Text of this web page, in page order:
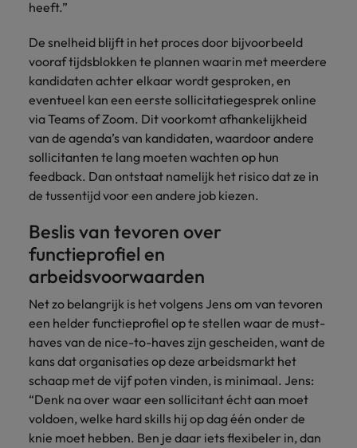
heeft.”
De snelheid blijft in het proces door bijvoorbeeld
vooraf tijdsblokken te plannen waarin met meerdere
kandidaten achter elkaar wordt gesproken, en
eventueel kan een eerste sollicitatiegesprek online
via Teams of Zoom. Dit voorkomt afhankelijkheid
van de agenda’s van kandidaten, waardoor andere
sollicitanten te lang moeten wachten op hun
feedback. Dan ontstaat namelijk het risico dat ze in
de tussentijd voor een andere job kiezen.
Beslis van tevoren over
functieprofiel en
arbeidsvoorwaarden
Net zo belangrijk is het volgens Jens om van tevoren
een helder functieprofiel op te stellen waar de must-
haves van de nice-to-haves zijn gescheiden, want de
kans dat organisaties op deze arbeidsmarkt het
schaap met de vijf poten vinden, is minimaal. Jens:
“Denk na over waar een sollicitant écht aan moet
voldoen, welke hard skills hij op dag één onder de
knie moet hebben. Ben je daar iets flexibeler in, dan